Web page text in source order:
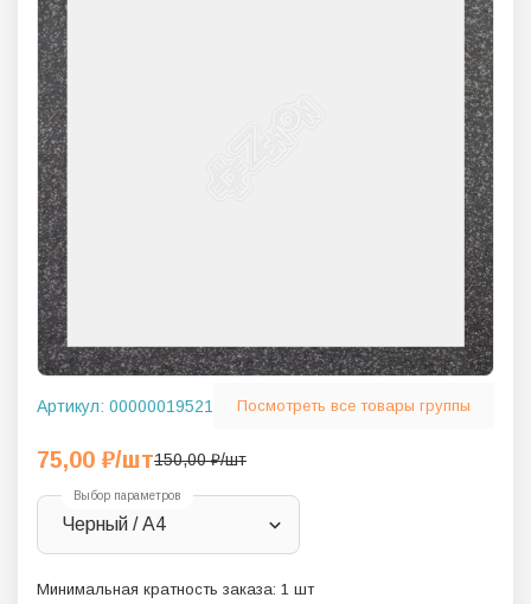
Артикул: 00000019521 Посмотреть все товары группы
75,00 ₽/шт150,00₽/шт
Выбор параметров
Черный / A4
Минимальная кратность заказа: 1 шт